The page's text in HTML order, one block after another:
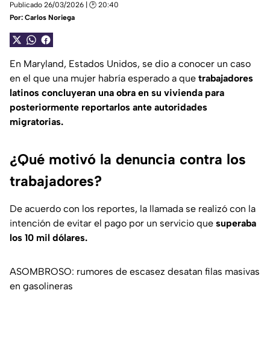
Publicado 26/03/2026 | 🕑 20:40
Por: Carlos Noriega
En Maryland, Estados Unidos, se dio a conocer un caso
en el que una mujer habría esperado a que trabajadores
latinos concluyeran una obra en su vivienda para
posteriormente reportarlos ante autoridades
migratorias.
¿Qué motivó la denuncia contra los
trabajadores?
De acuerdo con los reportes, la llamada se realizó con la
intención de evitar el pago por un servicio que superaba
los 10 mil dólares.
ASOMBROSO: rumores de escasez desatan filas masivas
en gasolineras